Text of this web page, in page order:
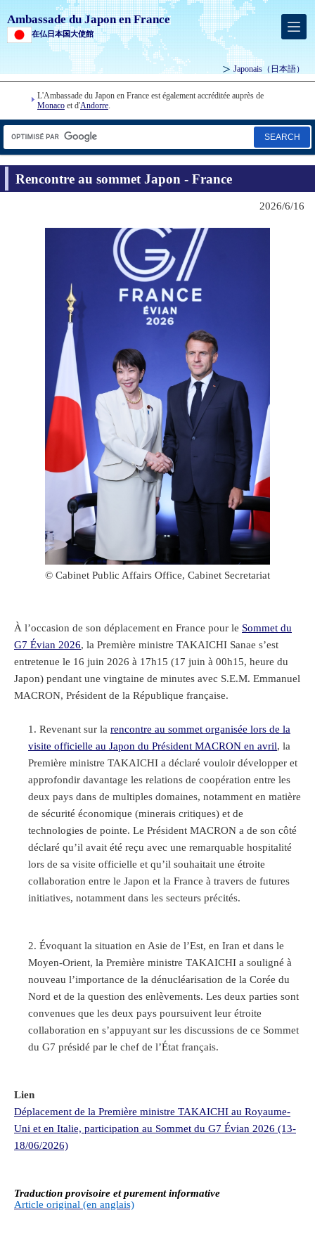
Ambassade du Japon en France
在仏日本国大使館
Japonais （日本語）
L'Ambassade du Japon en France est également accréditée auprès de
Monaco et d'Andorre.
SEARCH
Rencontre au sommet Japon - France
2026/6/16
© Cabinet Public Affairs Office, Cabinet Secretariat
À l’occasion de son déplacement en France pour le Sommet du
G7 Évian 2026, la Première ministre TAKAICHI Sanae s’est
entretenue le 16 juin 2026 à 17h15 (17 juin à 00h15, heure du
Japon) pendant une vingtaine de minutes avec S.E.M. Emmanuel
MACRON, Président de la République française.
Revenant sur la rencontre au sommet organisée lors de la
visite officielle au Japon du Président MACRON en avril, la
Première ministre TAKAICHI a déclaré vouloir développer et
approfondir davantage les relations de coopération entre les
deux pays dans de multiples domaines, notamment en matière
de sécurité économique (minerais critiques) et de
technologies de pointe. Le Président MACRON a de son côté
déclaré qu’il avait été reçu avec une remarquable hospitalité
lors de sa visite officielle et qu’il souhaitait une étroite
collaboration entre le Japon et la France à travers de futures
initiatives, notamment dans les secteurs précités.
Évoquant la situation en Asie de l’Est, en Iran et dans le
Moyen-Orient, la Première ministre TAKAICHI a souligné à
nouveau l’importance de la dénucléarisation de la Corée du
Nord et de la question des enlèvements. Les deux parties sont
convenues que les deux pays poursuivent leur étroite
collaboration en s’appuyant sur les discussions de ce Sommet
du G7 présidé par le chef de l’État français.
Lien
Déplacement de la Première ministre TAKAICHI au Royaume-
Uni et en Italie, participation au Sommet du G7 Évian 2026 (13-
18/06/2026)
Traduction provisoire et purement informative
Article original (en anglais)